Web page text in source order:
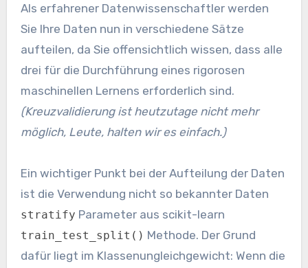
Als erfahrener Datenwissenschaftler werden
Sie Ihre Daten nun in verschiedene Sätze
aufteilen, da Sie offensichtlich wissen, dass alle
drei für die Durchführung eines rigorosen
maschinellen Lernens erforderlich sind.
(Kreuzvalidierung ist heutzutage nicht mehr
möglich, Leute, halten wir es einfach.)
Ein wichtiger Punkt bei der Aufteilung der Daten
ist die Verwendung nicht so bekannter Daten
stratify Parameter aus scikit-learn
train_test_split() Methode. Der Grund
dafür liegt im Klassenungleichgewicht: Wenn die